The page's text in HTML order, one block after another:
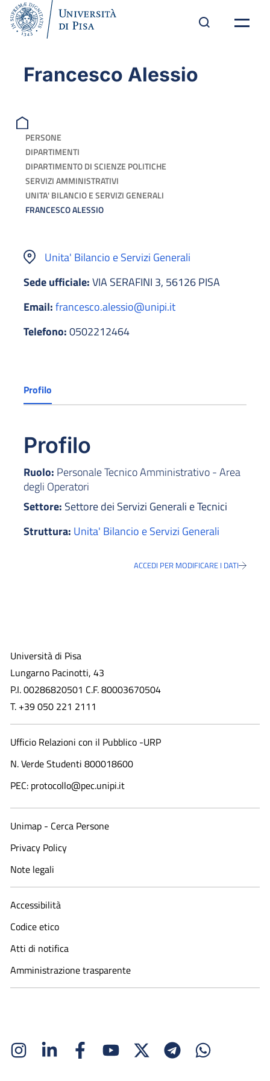
Francesco Alessio
PERSONE
DIPARTIMENTI
DIPARTIMENTO DI SCIENZE POLITICHE
SERVIZI AMMINISTRATIVI
UNITA' BILANCIO E SERVIZI GENERALI
FRANCESCO ALESSIO
Unita' Bilancio e Servizi Generali
Sede ufficiale:VIA SERAFINI 3, 56126 PISA
Email:francesco.alessio@unipi.it
Telefono:0502212464
Profilo
Profilo
Ruolo: Personale Tecnico Amministrativo - Area
degli Operatori
Settore: Settore dei Servizi Generali e Tecnici
Struttura: Unita' Bilancio e Servizi Generali
ACCEDI PER MODIFICARE I DATI
Università di Pisa
Lungarno Pacinotti, 43
P.I. 00286820501 C.F. 80003670504
T. +39 050 221 2111
Ufficio Relazioni con il Pubblico -URP
N. Verde Studenti 800018600​
PEC: protocollo@pec.unipi.it
Unimap - Cerca Persone
Privacy Policy
Note legali
Accessibilità
Codice etico
Atti di notifica
Amministrazione trasparente